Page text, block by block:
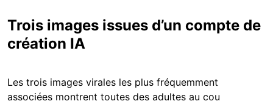
Trois images issues d’un compte de
création IA
Les trois images virales les plus fréquemment
associées montrent toutes des adultes au cou